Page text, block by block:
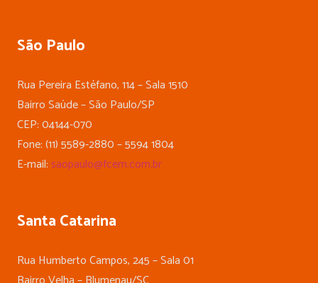
São Paulo
Rua Pereira Estéfano, 114 – Sala 1510
Bairro Saúde – São Paulo/SP
CEP: 04144-070
Fone: (11) 5589-2880 – 5594 1804
E-mail: saopaulo@fcem.com.br
Santa Catarina
Rua Humberto Campos, 245 – Sala 01